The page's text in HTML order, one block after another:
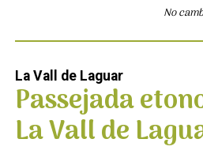
No
La Vall de Laguar
Passejada
La Vall de